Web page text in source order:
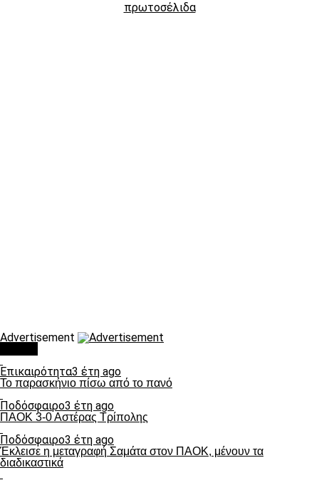
πρωτοσέλιδα
Advertisement
Επικαιρότητα3 έτη ago
Το παρασκήνιο πίσω από το πανό
Ποδόσφαιρο3 έτη ago
ΠΑΟΚ 3-0 Αστέρας Τρίπολης
Ποδόσφαιρο3 έτη ago
Έκλεισε η μεταγραφή Σαμάτα στον ΠΑΟΚ, μένουν τα
διαδικαστικά